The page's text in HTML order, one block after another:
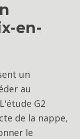
en-
un
au
G2
de la nappe,
le